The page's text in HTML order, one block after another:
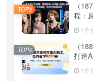
（
程：
人设
步打1个
TOP3
（
打造
元，
个真
1个
TOP4